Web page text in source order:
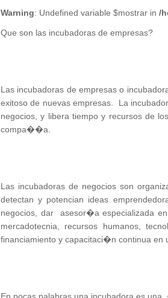
Warning: Undefined variable $mostrar in /
Que son las incubadoras de empresas?
Las incubadoras de empresas o
exitoso de nuevas empresas. La
negocios, y libera tiempo y recursos de
compa��a.
Las incubadoras de negocios son
detectan y potencian ideas
negocios, dar asesor�a especializada
mercadotecnia, recursos humanos,
financiamiento y capacitaci�n continua en